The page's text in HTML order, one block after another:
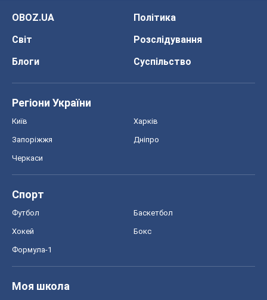
OBOZ.UA
Політика
Світ
Розслідування
Блоги
Суспільство
Регіони України
Київ Харків
Запоріжжя Дніпро
Черкаси
Спорт
Футбол Баскетбол
Хокей Бокс
Формула-1
Моя школа